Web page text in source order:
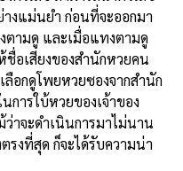
างแม่นยำ ก่อนที่จะออกมา
ตามดู และเมื่อแทงตามดู
ชื่อเสียงของสำนักหวยคน
อกดูโพยหวยซองจากสำนัก
การใบ้หวยของเจ้าของ
าจะดำเนินการมาไม่นาน
รงที่สุด ก็จะได้รับความน่า